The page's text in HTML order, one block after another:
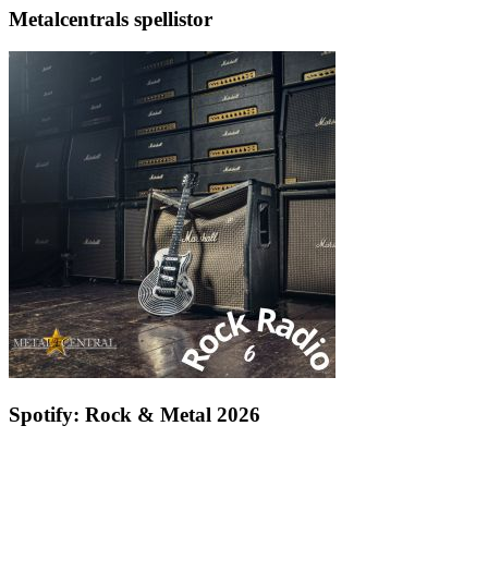
Metalcentrals spellistor
Spotify: Rock & Metal 2026